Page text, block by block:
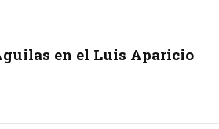
en el Luis Aparicio